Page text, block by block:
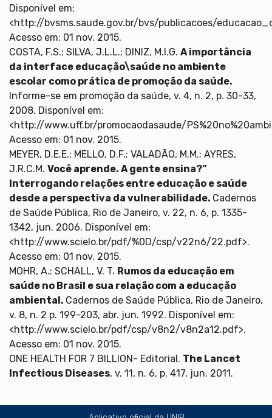
Disponível em:
<http://bvsms.saude.gov.br/bvs/publicacoes/
Acesso em: 01 nov. 2015.
COSTA, F.S.; SILVA, J.L.L.; DINIZ, M.I.G. A importância
da interface educação\saúde no ambiente
escolar como prática de promoção da saúde.
Informe-se em promoção da saúde, v. 4, n. 2, p. 30-33,
2008. Disponível em:
<http://www.uff.br/promocaodasaude/
Acesso em: 01 nov. 2015.
MEYER, D.E.E.; MELLO, D.F.; VALADÃO, M.M.; AYRES,
J.R.C.M. Você aprende. A gente ensina?”
Interrogando relações entre educação e saúde
desde a perspectiva da vulnerabilidade. Cadernos
de Saúde Pública, Rio de Janeiro, v. 22, n. 6, p. 1335-
1342, jun. 2006. Disponível em:
<http://www.scielo.br/pdf/%0D/csp/v22n6/22.pdf>.
Acesso em: 01 nov. 2015.
MOHR, A.; SCHALL, V. T. Rumos da educação em
saúde no Brasil e sua relação com a educação
ambiental. Cadernos de Saúde Pública, Rio de Janeiro,
v. 8, n. 2 p. 199-203, abr. jun. 1992. Disponível em:
<http://www.scielo.br/pdf/csp/v8n2/v8n2a12.pdf>.
Acesso em: 01 nov. 2015.
ONE HEALTH FOR 7 BILLION- Editorial. The Lancet
Infectious Diseases, v. 11, n. 6, p. 417, jun. 2011.